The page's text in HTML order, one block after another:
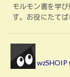
モルモン書を学
す。お役にたてば
wzSHOIP